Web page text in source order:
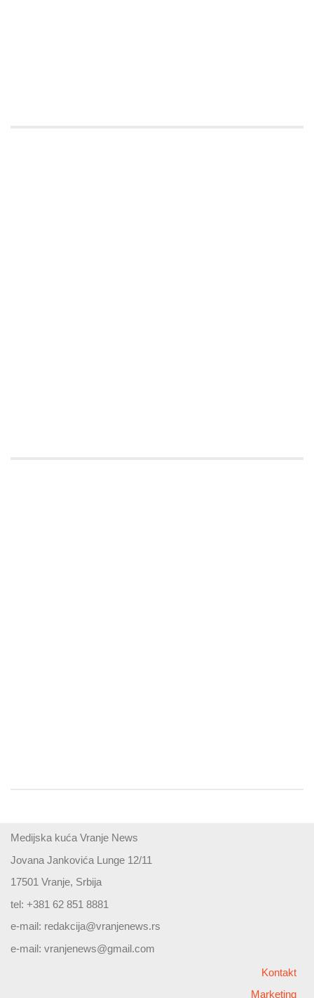
Medijska kuća Vranje News
Jovana Jankovića Lunge 12/11
17501 Vranje, Srbija
tel: +381 62 851 8881
e-mail: redakcija@vranjenews.rs
e-mail: vranjenews@gmail.com
Kontakt
Marketing